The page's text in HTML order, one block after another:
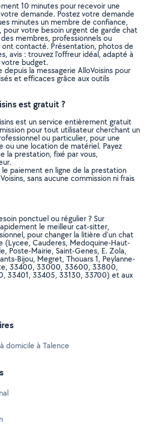
10 minutes pour recevoir une
demande. Postez votre demande
minutes un membre de confiance,
pour votre besoin urgent de garde chat
membres, professionnels ou
ont contacté. Présentation, photos de
avis : trouvez l'offreur idéal, adapté à
budget.
depuis la messagerie AlloVoisins pour
et efficaces grâce aux outils
est gratuit ?
est un service entièrement gratuit
pour tout utilisateur cherchant un
ou particulier, pour une
ou une location de matériel. Payez
la prestation, fixé par vous,
le paiement en ligne de la prestation
sans aucune commission ni frais
ponctuel ou régulier ? Sur
le meilleur cat-sitter,
pour changer la litière d'un chat
(Lycee, Cauderes, Medoquine-Haut-
Poste-Mairie, Saint-Genes, E. Zola,
Bijou, Megret, Thouars 1, Peylanne-
33400, 33000, 33600, 33800,
33401, 33405, 33130, 33700) et aux
domicile à Talence